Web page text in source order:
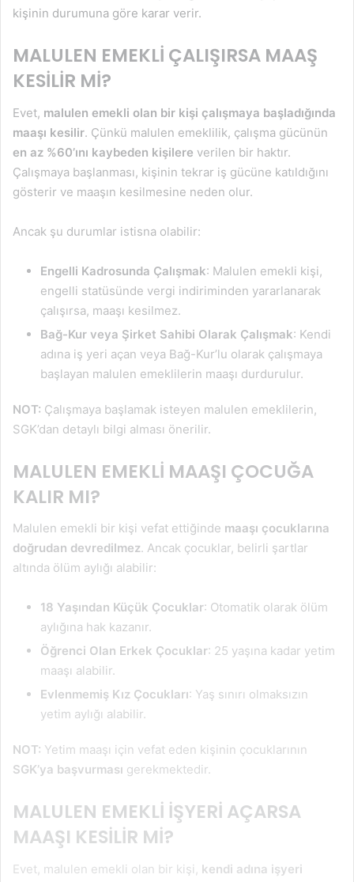
kişinin durumuna göre karar verir.
MALULEN EMEKLİ ÇALIŞIRSA MAAŞ
KESİLİR Mİ?
Evet, malulen emekli olan bir kişi çalışmaya başladığında
maaşı kesilir. Çünkü malulen emeklilik, çalışma gücünün
en az %60’ını kaybeden kişilere verilen bir haktır.
Çalışmaya başlanması, kişinin tekrar iş gücüne katıldığını
gösterir ve maaşın kesilmesine neden olur.
Ancak şu durumlar istisna olabilir:
Engelli Kadrosunda Çalışmak: Malulen emekli kişi,
engelli statüsünde vergi indiriminden yararlanarak
çalışırsa, maaşı kesilmez.
Bağ-Kur veya Şirket Sahibi Olarak Çalışmak: Kendi
adına iş yeri açan veya Bağ-Kur’lu olarak çalışmaya
başlayan malulen emeklilerin maaşı durdurulur.
NOT: Çalışmaya başlamak isteyen malulen emeklilerin,
SGK’dan detaylı bilgi alması önerilir.
MALULEN EMEKLİ MAAŞI ÇOCUĞA
KALIR MI?
Malulen emekli bir kişi vefat ettiğinde maaşı çocuklarına
doğrudan devredilmez. Ancak çocuklar, belirli şartlar
altında ölüm aylığı alabilir:
18 Yaşından Küçük Çocuklar: Otomatik olarak ölüm
aylığına hak kazanır.
Öğrenci Olan Erkek Çocuklar: 25 yaşına kadar yetim
maaşı alabilir.
Evlenmemiş Kız Çocukları: Yaş sınırı olmaksızın
yetim aylığı alabilir.
NOT: Yetim maaşı için vefat eden kişinin çocuklarının
SGK’ya başvurması gerekmektedir.
MALULEN EMEKLİ İŞYERİ AÇARSA
MAAŞI KESİLİR Mİ?
Evet, malulen emekli olan bir kişi, kendi adına işyeri